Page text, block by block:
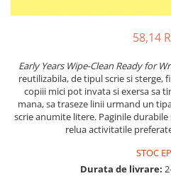
58,14
Early Years Wipe-Clean Ready for
reutilizabila, de tipul scrie si
copiii mici pot invata si exersa sa
mana, sa traseze linii urmand un
scrie anumite litere. Paginile
relua activitatile
STOC
Durata de livrare: